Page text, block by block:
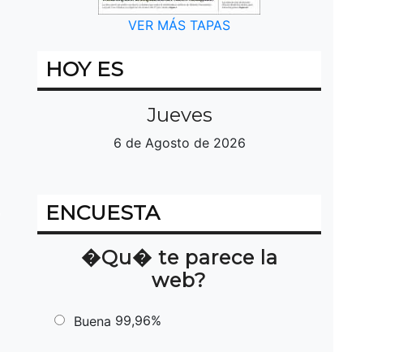
VER MÁS TAPAS
HOY ES
Jueves
6 de Agosto de 2026
ENCUESTA
�Qu� te parece la
web?
Buena 99,96%